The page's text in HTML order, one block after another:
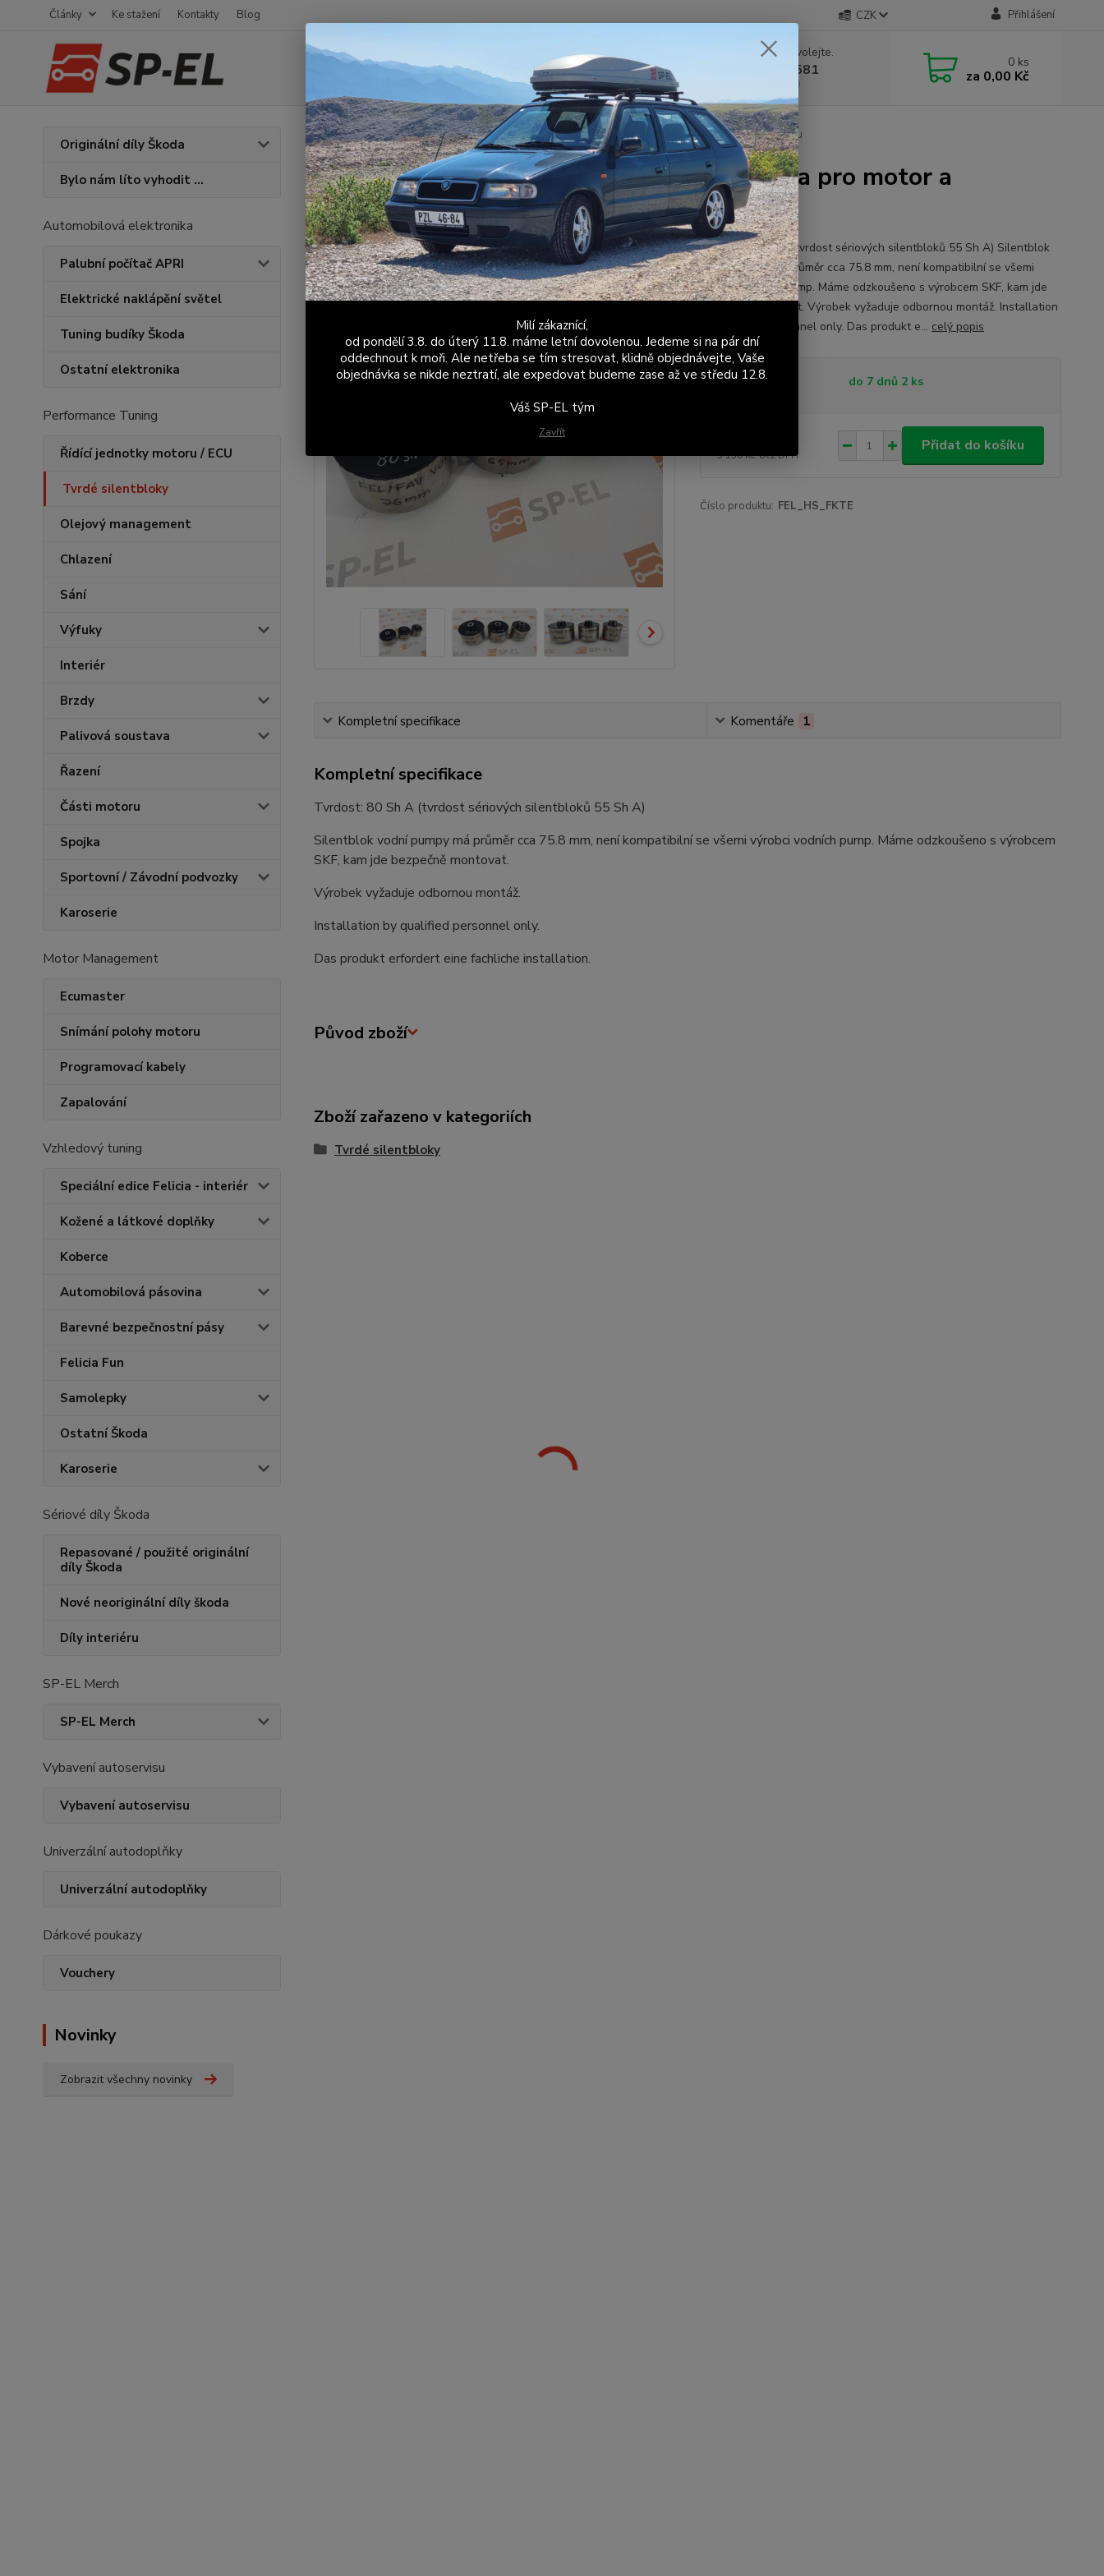
Články Ke stažení Kontakty Blog CZK Přihlášení
Hledat
Nevíte si rady? Zavolejte.
+420 603 411 581
Po - Pá 9:00 - 17:00
0 ks
za 0,00 Kč
Originální díly Škoda
Bylo nám líto vyhodit ...
Automobilová elektronika
Palubní počítač APRI
Elektrické naklápění světel
Tuning budíky Škoda
Ostatní elektronika
Performance Tuning
Řídící jednotky motoru / ECU
Tvrdé silentbloky
Olejový management
Chlazení
Sání
Výfuky
Interiér
Brzdy
Palivová soustava
Řazení
Části motoru
Spojka
Sportovní / Závodní podvozky
Karoserie
Motor Management
Ecumaster
Snímání polohy motoru
Programovací kabely
Zapalování
Vzhledový tuning
Speciální edice Felicia - interiér
Kožené a látkové doplňky
Koberce
Automobilová pásovina
Barevné bezpečnostní pásy
Felicia Fun
Samolepky
Ostatní Škoda
Karoserie
Sériové díly Škoda
Repasované / použité originální
díly Škoda
Nové neoriginální díly škoda
Díly interiéru
SP-EL Merch
SP-EL Merch
Vybavení autoservisu
Vybavení autoservisu
Univerzální autodoplňky
Univerzální autodoplňky
Dárkové poukazy
Vouchery
Novinky
Zobrazit všechny novinky
Úvod Tvrdé silentbloky Tvrdé silentbloky - Felicia - kompletní sada pro motor a převodovku
Tvrdé silentbloky - Felicia - kompletní sada pro motor a
převodovku
Tvrdost: 80 Sh A (tvrdost sériových silentbloků 55 Sh A) Silentblok
vodní pumpy má průměr cca 75.8 mm, není kompatibilní se všemi
výrobci vodních pump. Máme odzkoušeno s výrobcem SKF, kam jde
bezpečně montovat. Výrobek vyžaduje odbornou montáž. Installation
by qualified personnel only. Das produkt e... celý popis
Dostupnost do 7 dnů 2 ks
3 130 Kč bez DPH
Přidat do košíku
Číslo produktu: FEL_HS_FKTE
Kompletní specifikace Komentáře 1
Kompletní specifikace
Tvrdost: 80 Sh A (tvrdost sériových silentbloků 55 Sh A)
Silentblok vodní pumpy má průměr cca 75.8 mm, není kompatibilní se všemi výrobci vodních pump. Máme odzkoušeno s výrobcem
SKF, kam jde bezpečně montovat.
Výrobek vyžaduje odbornou montáž.
Installation by qualified personnel only.
Das produkt erfordert eine fachliche installation.
Původ zboží
Zboží zařazeno v kategoriích
Tvrdé silentbloky
Milí zákaznící,
od pondělí 3.8. do úterý 11.8. máme letní dovolenou. Jedeme si na pár dní
oddechnout k moři. Ale netřeba se tím stresovat, klidně objednávejte, Vaše
objednávka se nikde neztratí, ale expedovat budeme zase až ve středu 12.8.
Váš SP-EL tým
Zavřít